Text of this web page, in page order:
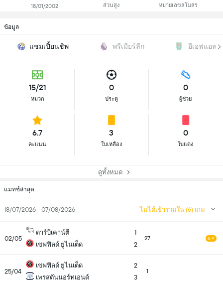
18/01/2002 ส่วนสูง หมายเลขสโมสร
ข้อมูล
แชมเปี้ยนชิพ พรีเมียร์ลีก อีเอฟแอลคั
15/21
หมวก
0
ประตู
0
ผู้ช่วย
6.7
คะแนน
3
ใบเหลือง
0
ใบแดง
ดูทั้งหมด
แมทช์ล่าสุด
18/07/2026 - 07/08/2026 ไม่ได้เข้าร่วมใน (6) เกม
02/05
ดาร์บีเคาน์ตี
เชฟฟิลด์ ยูไนเต็ด
1
2
27 6.9
25/04
เชฟฟิลด์ ยูไนเต็ด
เพรสตันนอร์ทเอนด์
2
3
1